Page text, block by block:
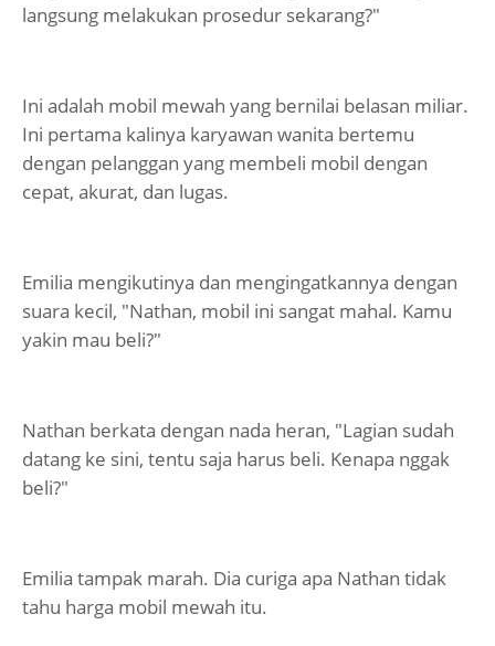
langsung melakukan prosedur sekarang?"
Ini adalah mobil mewah yang bernilai belasan miliar.
Ini pertama kalinya karyawan wanita bertemu
dengan pelanggan yang membeli mobil dengan
cepat, akurat, dan lugas.
Emilia mengikutinya dan mengingatkannya dengan
suara kecil, "Nathan, mobil ini sangat mahal. Kamu
yakin mau beli?"
Nathan berkata dengan nada heran, "Lagian sudah
datang ke sini, tentu saja harus beli. Kenapa nggak
beli?"
Emilia tampak marah. Dia curiga apa Nathan tidak
tahu harga mobil mewah itu.